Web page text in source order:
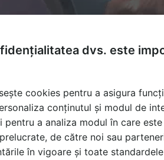
dvs. este
cookies pentru a asigura
conținutul și modul de
a analiza modul în care
de către noi sau
în vigoare și toate